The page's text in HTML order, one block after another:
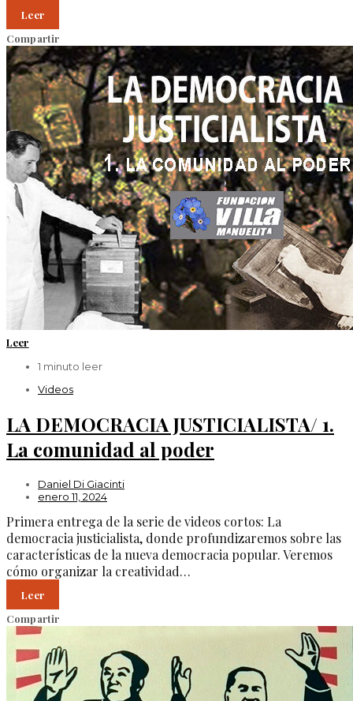
Leer
Compartir
Leer
1 minuto leer
Videos
LA DEMOCRACIA JUSTICIALISTA/ 1.
La comunidad al poder
Daniel Di Giacinti
enero 11, 2024
Primera entrega de la serie de videos cortos: La
democracia justicialista, donde profundizaremos sobre las
características de la nueva democracia popular. Veremos
cómo organizar la creatividad…
Leer
Compartir